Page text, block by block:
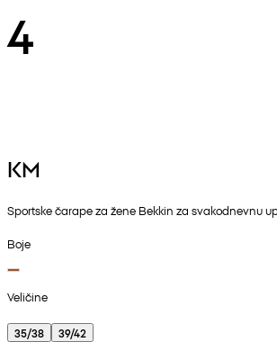
4
KM
Sportske čarape za žene Bekkin za svakodnevnu
Boje
Veličine
35/38
39/42